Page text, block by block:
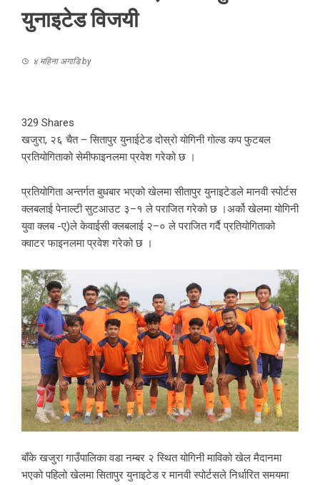
युनाइटेड विजयी
४ महिना अगाडिby
329 Shares
खजुरा, २६ चैत – सितापुर युनाईटेड दोस्रो योगिनी गोल्ड कप फुटबल
प्रतियोगिताको सेमीफाइनलमा प्रवेश गरेको छ ।
प्रतियोगिता अन्तर्गत बुधबार भएको खेलमा सीतापुर युनाइटेडले मानवी स्पोर्टस
क्लबलाई पेनाल्टी सुटआउट ३–१ ले पराजित गरेको छ ।अर्को खेलमा योगिनी
युवा क्लब -ए)ले केवाईसी क्लबलाई २–० ले पराजित गर्दै प्रतियोगिताको
क्वाटर फाइनलमा प्रवेश गरेको छ ।
बाँके खजुरा गाउँपालिका वडा नम्बर २ स्थित योगिनी माविको खेल मैदानमा
भएको पहिलो खेलमा सितापुर युनाइटेड र मानवी स्पोर्टसले निर्धारित समयमा